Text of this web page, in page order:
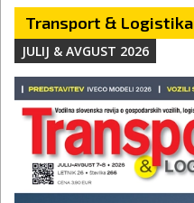
Transport & Logistika
JULIJ & AVGUST 2026